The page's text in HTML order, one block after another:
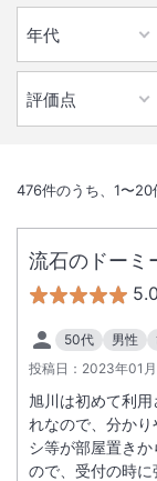
476件のうち、 1〜20
流石のドーミ
5.0
50代 男性
投稿日： 2023年01
旭川は初めて利
れなので、分か
シ等が部屋置き
ので、受付の時